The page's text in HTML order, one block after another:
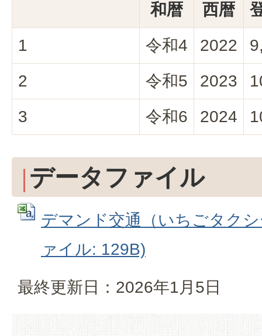
和暦
西暦
1
令和4 2022
2
令和5 2023
3
令和6 2024
データファイル
デマンド交通（いちごタク
ァイル: 129B)
最終更新日：2026年1月5日